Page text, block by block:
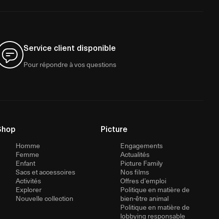
Service client disponible
Pour répondre à vos questions
Homme
Femme
Enfant
Sacs et accessoires
Activités
Explorer
Nouvelle collection
Picture
Engagements
Actualités
Picture Family
Nos films
Offres d’emploi
Politique en matière de
bien-être animal
Politique en matière de
lobbying responsable